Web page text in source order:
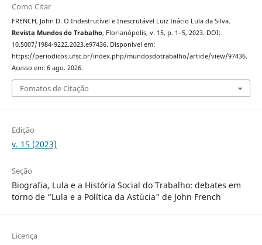
Como Citar
FRENCH, John D. O Indestrutível e Inescrutável Luiz Inácio Lula da Silva.
Revista Mundos do Trabalho, Florianópolis, v. 15, p. 1–5, 2023. DOI:
10.5007/1984-9222.2023.e97436. Disponível em:
https://periodicos.ufsc.br/index.php/mundosdotrabalho/article/view/97436.
Acesso em: 6 ago. 2026.
Fomatos de Citação
Edição
v. 15 (2023)
Seção
Biografia, Lula e a História Social do Trabalho: debates em
torno de “Lula e a Política da Astúcia" de John French
Licença